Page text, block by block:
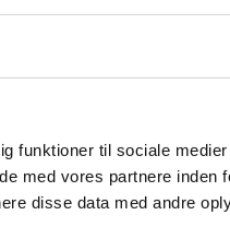
funktioner til sociale
med vores partnere inden
disse data med andre